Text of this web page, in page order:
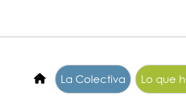
La Colectiva Lo que